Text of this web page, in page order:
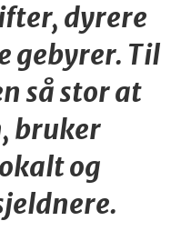
dyrere
gebyrer. Til
så stor at
bruker
og